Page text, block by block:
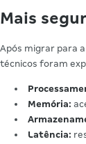
Mais
Após migrar para
técnicos foram
Memória:
Latência: